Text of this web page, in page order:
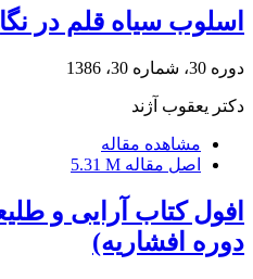
اسلوب سیاه قلم در
دوره 30، شماره 30، 1386
دکتر یعقوب آژند
مشاهده مقاله
اصل مقاله 5.31 M
افول کتاب آرایی و
دوره افشاریه)